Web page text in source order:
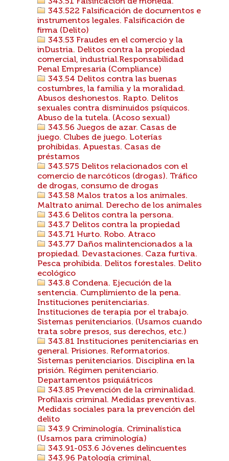
343.522 Falsificación de documentos e
instrumentos legales. Falsificación de
firma (Delito)
343.53 Fraudes en el comercio y la
inDustria. Delitos contra la propiedad
comercial, industrial.Responsabilidad
Penal Empresaria (Compliance)
343.54 Delitos contra las buenas
costumbres, la familia y la moralidad.
Abusos deshonestos. Rapto. Delitos
sexuales contra disminuidos psíquicos.
Abuso de la tutela. (Acoso sexual)
343.56 Juegos de azar. Casas de
juego. Clubes de juego. Loterías
prohibidas. Apuestas. Casas de
préstamos
343.575 Delitos relacionados con el
comercio de narcóticos (drogas). Tráfico
de drogas, consumo de drogas
343.58 Malos tratos a los animales.
Maltrato animal. Derecho de los animales
343.6 Delitos contra la persona.
343.7 Delitos contra la propiedad
343.71 Hurto. Robo. Atraco
343.77 Daños malintencionados a la
propiedad. Devastaciones. Caza furtiva.
Pesca prohibida. Delitos forestales. Delito
ecológico
343.8 Condena. Ejecución de la
sentencia. Cumplimiento de la pena.
Instituciones penitenciarias.
Instituciones de terapia por el trabajo.
Sistemas penitenciarios. (Usamos cuando
trata sobre presos, sus derechos, etc.)
343.81 Instituciones penitenciarias en
general. Prisiones. Reformatorios.
Sistemas penitenciarios. Disciplina en la
prisión. Régimen penitenciario.
Departamentos psiquiátricos
343.85 Prevención de la criminalidad.
Profilaxis criminal. Medidas preventivas.
Medidas sociales para la prevención del
delito
343.9 Criminología. Criminalística
(Usamos para criminología)
343.91-053.6 Jóvenes delincuentes
343.96 Patología criminal,